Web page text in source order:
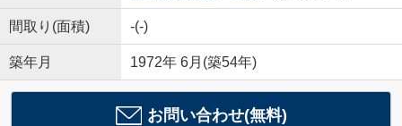
間取り(面積) -(-)
築年月 1972年 6月(築54年)
お問い合わせ(無料)